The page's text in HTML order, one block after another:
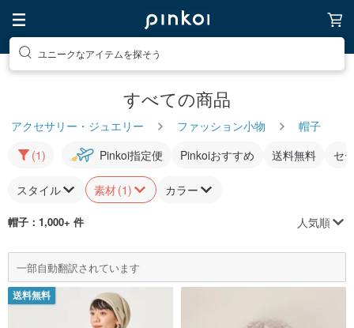
ユニークなアイテムを探そう
すべての商品
アクセサリー・ジュエリー ファッション小物
帽子
(1)
Pinkoi指定便 Pinkoiおすすめ 送料無料 セ
スタイル 素材(1) カラー
帽子 ：1,000+ 件 人気順
一部自動翻訳されています
送料無料